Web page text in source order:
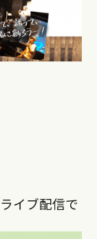
イブ配信で